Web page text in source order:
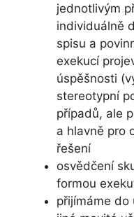
jednotlivým
individuálně
spisu a
exekucí
úspěšnosti
stereotypní
případů, ale
a hlavně pro
řešení
osvědčení
formou
přijímáme do